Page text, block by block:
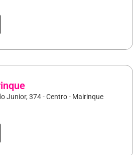
Junior, 374 - Centro - Mairinque